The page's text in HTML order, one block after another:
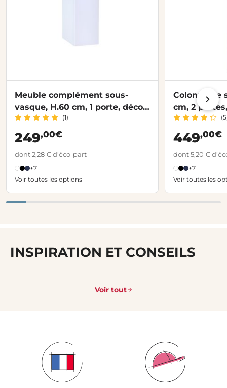
Meuble complément sous-
vasque, H.60 cm, 1 porte, décor
verni laqué FORMEO
(1)
249,00€
dont 2,28 € d’éco-part
+7
Voir toutes les options
Colonne de
cm, 2
FORMEO
449,00€
dont 5,20 €
+7
Voir toutes les
INSPIRATION ET CONSEILS
Voir tout